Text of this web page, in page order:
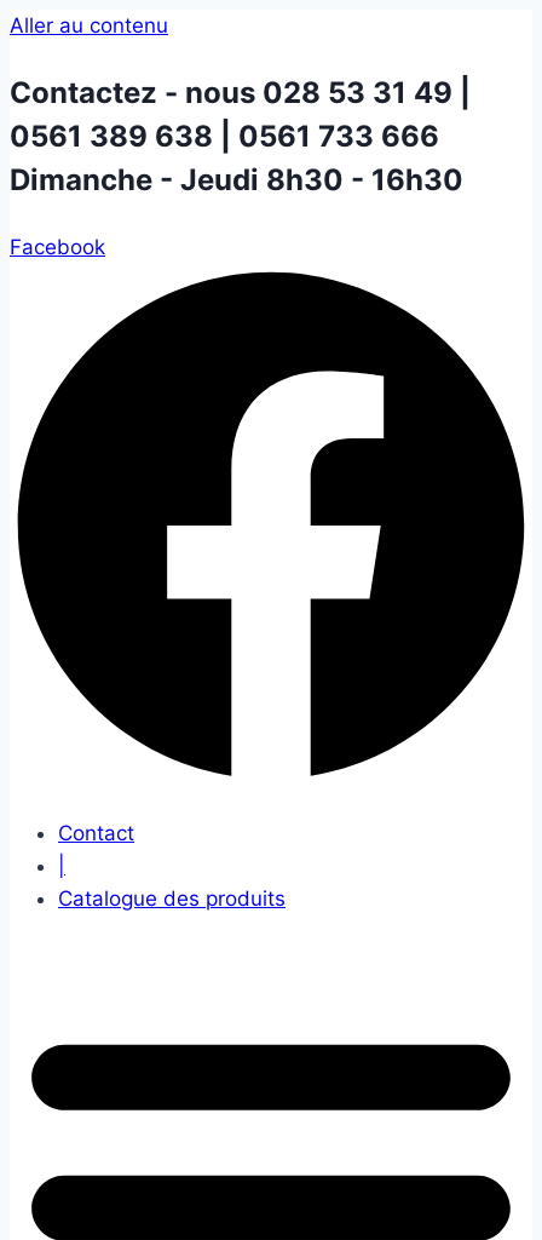
Aller au contenu
Contactez - nous 028 53 31 49 |
0561 389 638 | 0561 733 666
Dimanche - Jeudi 8h30 - 16h30
Facebook
Contact
Catalogue des produits